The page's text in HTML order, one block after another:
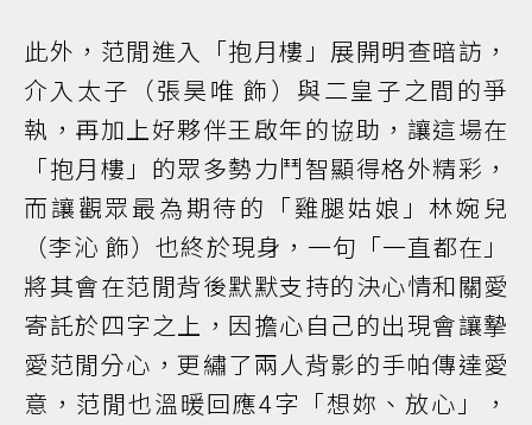
此外，范閒進入「抱月樓」展開明查暗訪，
介入太子（張昊唯 飾）與二皇子之間的爭
執，再加上好夥伴王啟年的協助，讓這場在
「抱月樓」的眾多勢力鬥智顯得格外精彩，
而讓觀眾最為期待的「雞腿姑娘」林婉兒
（李沁 飾）也終於現身，一句「一直都在」
將其會在范閒背後默默支持的決心情和關愛
寄託於四字之上，因擔心自己的出現會讓摯
愛范閒分心，更繡了兩人背影的手帕傳達愛
意，范閒也溫暖回應4字「想妳、放心」，